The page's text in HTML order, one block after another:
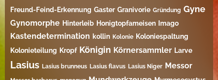
Freund-Feind-Erkennung Gaster Granivorie Gründung Gyne
Gynomorphe Hinterleib Honigtopfameisen Imago
Kastendetermination kollin Kolonie Koloniespaltung
Kolonieteilung Kropf Königin Körnersammler Larve
Lasius Lasius brunneus Lasius flavus Lasius Niger Messor